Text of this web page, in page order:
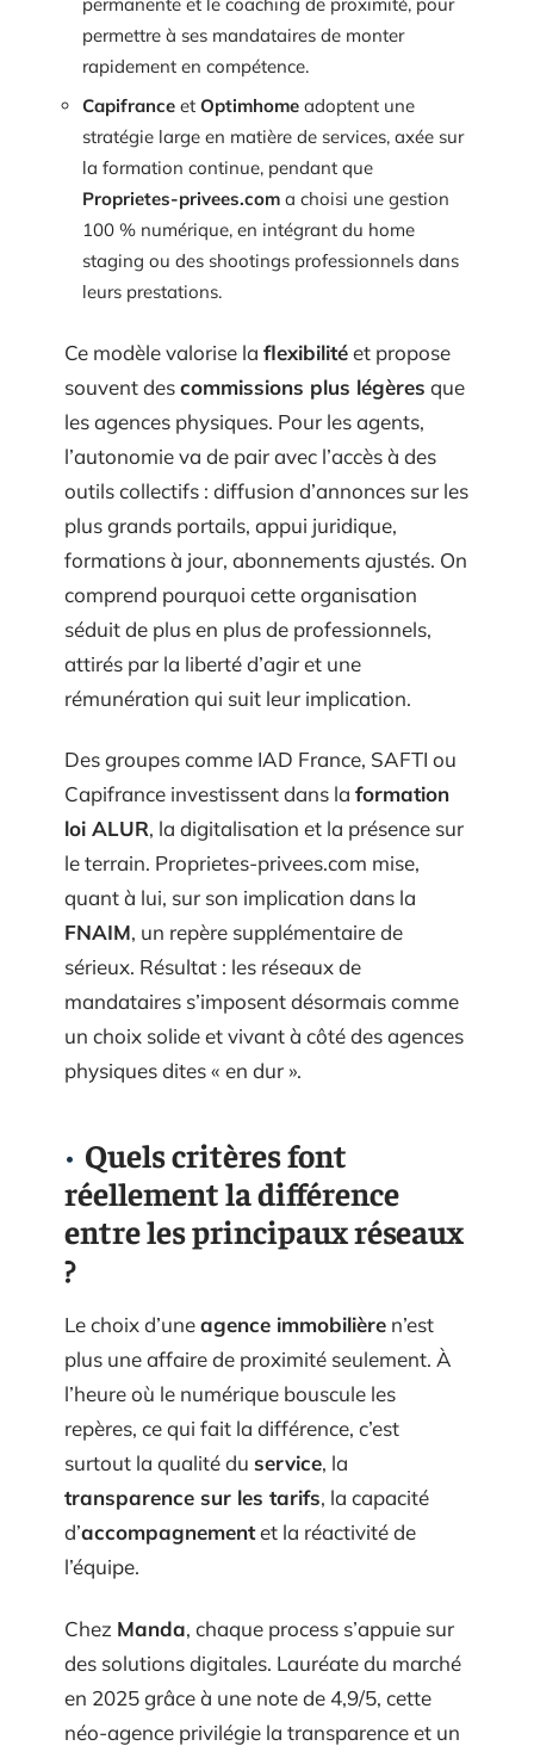
permettre à ses mandataires de monter
rapidement en compétence.
Capifrance et Optimhome adoptent une
stratégie large en matière de services, axée sur
la formation continue, pendant que
Proprietes-privees.com a choisi une gestion
100 % numérique, en intégrant du home
staging ou des shootings professionnels dans
leurs prestations.
Ce modèle valorise la flexibilitéet propose
souvent descommissions plus légères que
les agences physiques. Pour les agents,
l’autonomie va de pair avec l’accès à des
outils collectifs : diffusion d’annonces sur les
plus grands portails, appui juridique,
formations à jour, abonnements ajustés. On
comprend pourquoi cette organisation
séduit de plus en plus de professionnels,
attirés par la liberté d’agir et une
rémunération qui suit leur implication.
Des groupes comme IAD France, SAFTI ou
Capifrance investissent dans la formation
loi ALUR, la digitalisation et la présence sur
le terrain. Proprietes-privees.com mise,
quant à lui, sur son implication dans la
FNAIM, un repère supplémentaire de
sérieux. Résultat : les réseaux de
mandataires s’imposent désormais comme
un choix solide et vivant à côté des agences
physiques dites « en dur ».
Quels critères font
réellement la différence
entre les principaux réseaux
?
Le choix d’uneagence immobilière n’est
plus une affaire de proximité seulement. À
l’heure où le numérique bouscule les
repères, ce qui fait la différence, c’est
surtout la qualité du service, la
transparence sur les tarifs, la capacité
d’accompagnementet la réactivité de
l’équipe.
Chez Manda, chaque process s’appuie sur
des solutions digitales. Lauréate du marché
en 2025 grâce à une note de 4,9/5, cette
néo-agence privilégie la transparence et un